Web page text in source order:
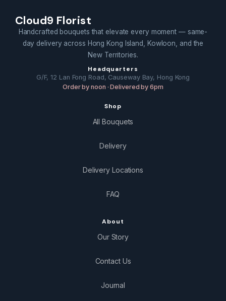
Cloud9 Florist
Handcrafted bouquets that elevate every moment — same-
day delivery across Hong Kong Island, Kowloon, and the
New Territories.
Headquarters
G/F, 12 Lan Fong Road, Causeway Bay, Hong Kong
Order by noon · Delivered by 6pm
Shop
All Bouquets
Delivery
Delivery Locations
FAQ
About
Our Story
Contact Us
Journal